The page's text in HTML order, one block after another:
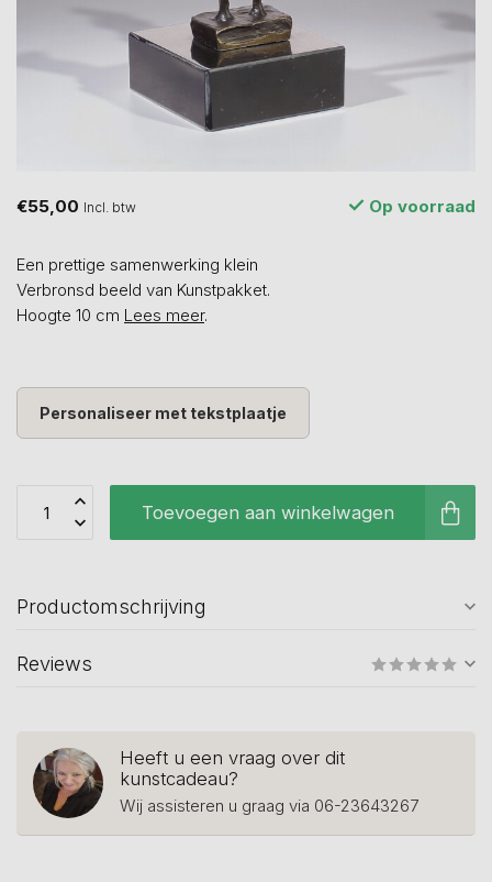
€55,00 Incl. btw Op voorraad
Een prettige samenwerking klein
Verbronsd beeld van Kunstpakket.
Hoogte 10 cm Lees meer.
Personaliseer met tekstplaatje
Toevoegen aan winkelwagen
Productomschrijving
Reviews
Heeft u een vraag over dit
kunstcadeau?
Wij assisteren u graag via 06-23643267